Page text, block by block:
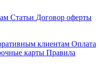
Статьи Договор оферты
клиентам Оплата
карты Правила